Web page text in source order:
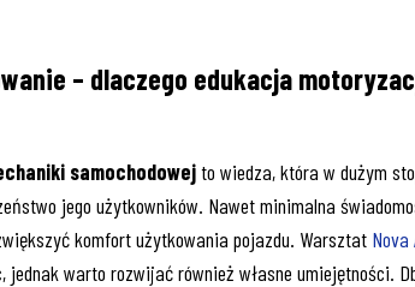
– dlaczego edukacja
samochodowejto wiedza, która w dużym
jego użytkowników. Nawet minimalna
komfort użytkowania pojazdu. Warsztat Nova
jednak warto rozwijać również własne umiejętności.